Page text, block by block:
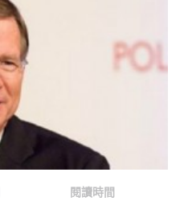
閱讀時間